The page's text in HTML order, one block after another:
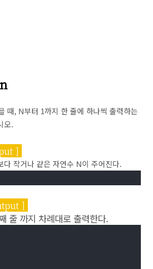
때, N부터 1까지 한 줄에 하나씩 출력하는
오.
]
다 작거나 같은 자연수 N이 주어진다.
]
줄 까지 차례대로 출력한다.